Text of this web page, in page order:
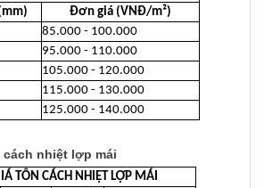
Đơn giá (VNĐ/m²)
85.000 - 100.000
95.000 - 110.000
105.000 - 120.000
115.000 - 130.000
125.000 - 140.000
cách nhiệt lợp mái
TÔN CÁCH NHIỆT LỢP MÁI